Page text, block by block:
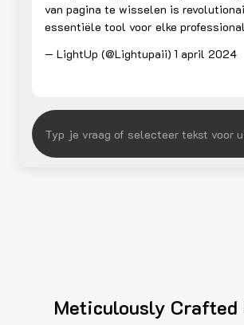
van pagina te wisselen is
essentiële tool voor elke
— LightUp (@Lightupaii) 1 april 2024
Meticulously Crafted